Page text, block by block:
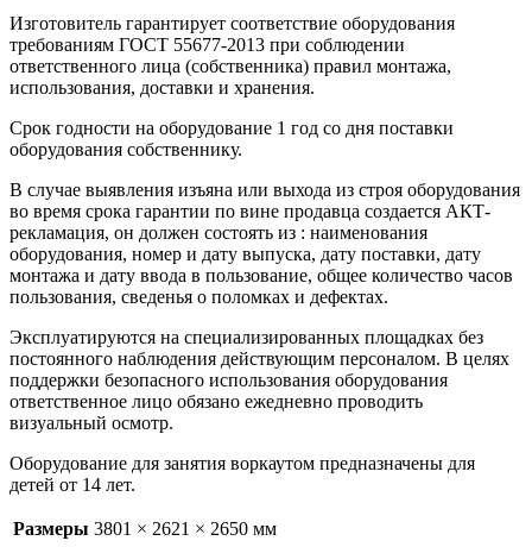
Изготовитель гарантирует соответствие оборудования
требованиям ГОСТ 55677-2013 при соблюдении
ответственного лица (собственника) правил монтажа,
использования, доставки и хранения.
Срок годности на оборудование 1 год со дня поставки
оборудования собственнику.
В случае выявления изъяна или выхода из строя оборудования
во время срока гарантии по вине продавца создается АКТ-
рекламация, он должен состоять из : наименования
оборудования, номер и дату выпуска, дату поставки, дату
монтажа и дату ввода в пользование, общее количество часов
пользования, сведенья о поломках и дефектах.
Эксплуатируются на специализированных площадках без
постоянного наблюдения действующим персоналом. В целях
поддержки безопасного использования оборудования
ответственное лицо обязано ежедневно проводить
визуальный осмотр.
Оборудование для занятия воркаутом предназначены для
детей от 14 лет.
Размеры 3801 × 2621 × 2650 мм